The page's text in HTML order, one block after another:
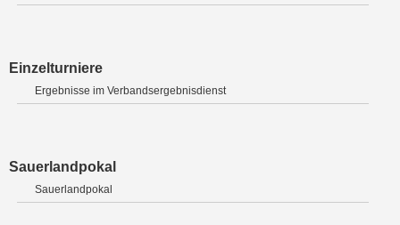
Einzelturniere
Ergebnisse im Verbandsergebnisdienst
Sauerlandpokal
Sauerlandpokal